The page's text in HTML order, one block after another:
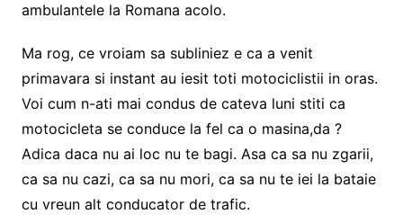
ambulantele la Romana acolo.
Ma rog, ce vroiam sa subliniez e ca a venit
primavara si instant au iesit toti motociclistii in oras.
Voi cum n-ati mai condus de cateva luni stiti ca
motocicleta se conduce la fel ca o masina,da ?
Adica daca nu ai loc nu te bagi. Asa ca sa nu zgarii,
ca sa nu cazi, ca sa nu mori, ca sa nu te iei la bataie
cu vreun alt conducator de trafic.